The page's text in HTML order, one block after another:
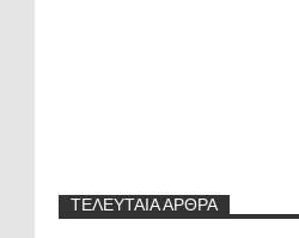
ΤΕΛΕΥΤΑΙΑ ΑΡΘΡΑ